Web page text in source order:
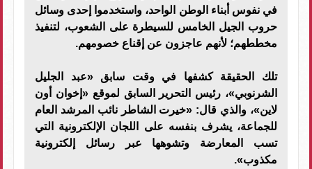
في نفوس أبناء الوطن الواحد، واستخدموا إحدى وسائل
حروب الجيل الخامس للسيطرة على الشعوب، لتنفيذ
مخططهم؛ لأنهم عاجزون عن إقناع خصومهم.
تلك الحقيقة كشفها في وقت سابق «عبد الجليل
الشرنوبي»، رئيس التحرير السابق لموقع «إخوان أون
لاين»، والذي قال: «خيرت الشاطر نائب المرشد العام
للجماعة، يشرف بنفسه على اللجان الإلكترونية التي
تسب المعارضة وتشوهها عبر رسائل إلكترونية
مكذوب».